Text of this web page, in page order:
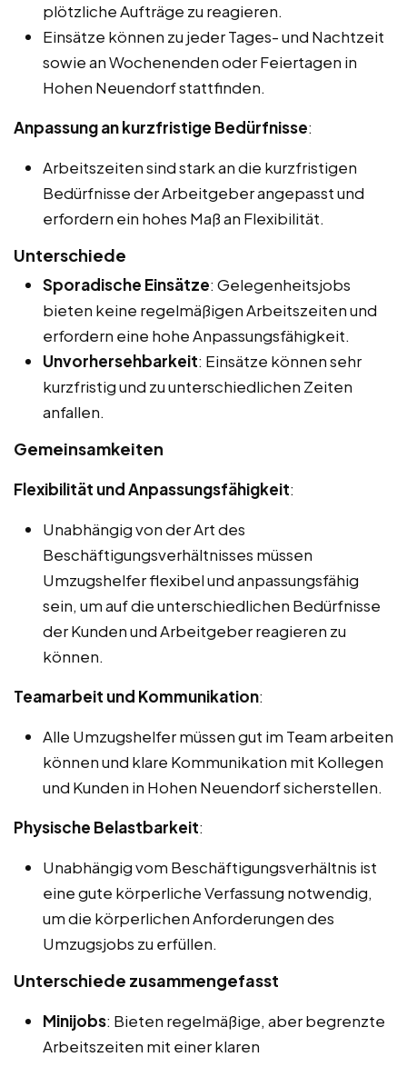
plötzliche Aufträge zu reagieren.
Einsätze können zu jeder Tages- und Nachtzeit
sowie an Wochenenden oder Feiertagen in
Hohen Neuendorf stattfinden.
Anpassung an kurzfristige Bedürfnisse:
Arbeitszeiten sind stark an die kurzfristigen
Bedürfnisse der Arbeitgeber angepasst und
erfordern ein hohes Maß an Flexibilität.
Unterschiede
Sporadische Einsätze: Gelegenheitsjobs
bieten keine regelmäßigen Arbeitszeiten und
erfordern eine hohe Anpassungsfähigkeit.
Unvorhersehbarkeit: Einsätze können sehr
kurzfristig und zu unterschiedlichen Zeiten
anfallen.
Gemeinsamkeiten
Flexibilität und Anpassungsfähigkeit:
Unabhängig von der Art des
Beschäftigungsverhältnisses müssen
Umzugshelfer flexibel und anpassungsfähig
sein, um auf die unterschiedlichen Bedürfnisse
der Kunden und Arbeitgeber reagieren zu
können.
Teamarbeit und Kommunikation:
Alle Umzugshelfer müssen gut im Team arbeiten
können und klare Kommunikation mit Kollegen
und Kunden in Hohen Neuendorf sicherstellen.
Physische Belastbarkeit:
Unabhängig vom Beschäftigungsverhältnis ist
eine gute körperliche Verfassung notwendig,
um die körperlichen Anforderungen des
Umzugsjobs zu erfüllen.
Unterschiede zusammengefasst
Minijobs: Bieten regelmäßige, aber begrenzte
Arbeitszeiten mit einer klaren